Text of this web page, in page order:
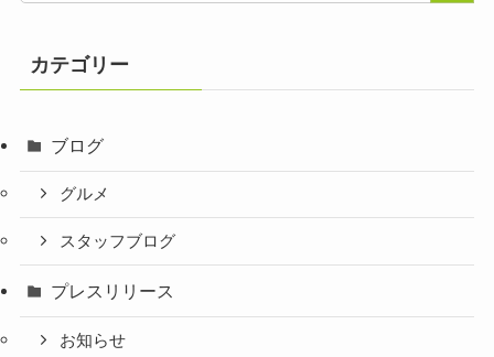
カテゴリー
ブログ
グルメ
スタッフブログ
プレスリリース
お知らせ